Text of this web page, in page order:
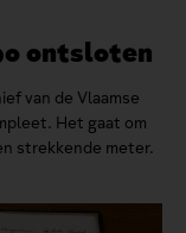
ontsloten
van de Vlaamse
Het gaat om
strekkende meter.